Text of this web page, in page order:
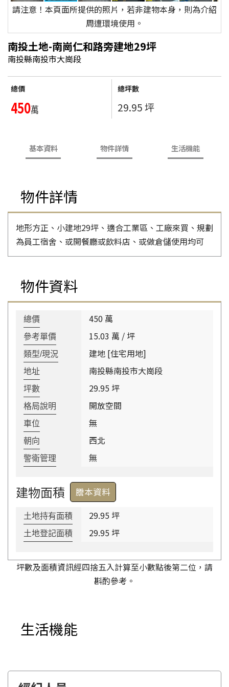
請注意！本頁面所提供的照片，若非建物本身，則為介紹
周遭環境使用。
南投土地-南崗仁和路旁建地29坪
南投縣南投市大崗段
總價
450萬
總坪數
29.95 坪
基本資料 物件詳情 生活機能
物件詳情
地形方正、小建地29坪、適合工業區、工廠來買、規劃
為員工宿舍、或開餐廳或飲料店、或做倉儲使用均可
物件資料
總價 450 萬
參考單價 15.03 萬 / 坪
類型/現況 建地 [住宅用地]
地址 南投縣南投市大崗段
坪數 29.95 坪
格局說明 開放空間
車位 無
朝向 西北
警衛管理 無
建物面積 謄本資料
土地持有面積 29.95 坪
土地登記面積 29.95 坪
坪數及面積資訊經四捨五入計算至小數點後第二位，請
斟酌參考。
生活機能